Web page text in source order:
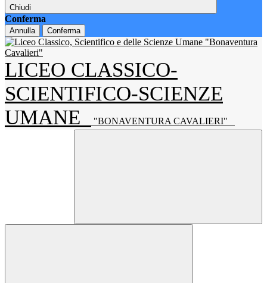
Chiudi
Conferma
Annulla Conferma
LICEO CLASSICO-
SCIENTIFICO-SCIENZE
UMANE
"BONAVENTURA CAVALIERI"